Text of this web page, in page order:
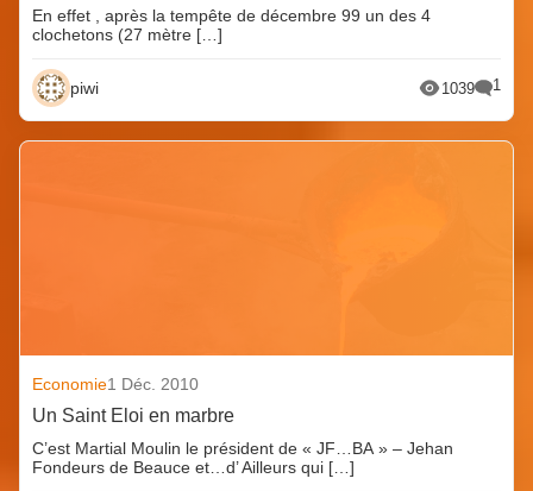
En effet , après la tempête de décembre 99 un des 4
clochetons (27 mètre […]
piwi 1039 1
Economie1 Déc. 2010
Un Saint Eloi en marbre
C’est Martial Moulin le président de « JF…BA » – Jehan
Fondeurs de Beauce et…d’ Ailleurs qui […]